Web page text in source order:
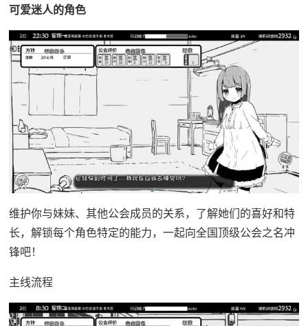
可爱迷人的角色
维护你与妹妹、其他公会成员的关系，了解她们的喜好和特
长，解锁每个角色特定的能力，一起向全国顶级公会之名冲
锋吧！
主线流程